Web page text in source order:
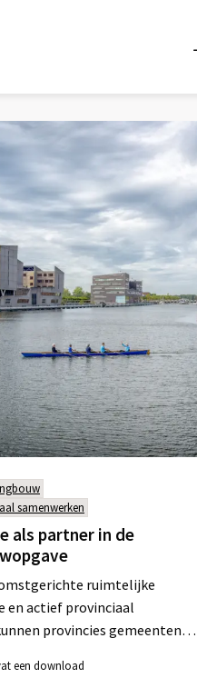
samenwerken
als partner in de
ruimtelijke
en actief provinciaal
provincies gemeenten
een download